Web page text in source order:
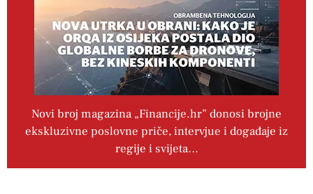
Novi broj magazina „Financije.hr” donosi brojne
ekskluzivne poslovne priče, intervjue i događaje iz
regije i svijeta…